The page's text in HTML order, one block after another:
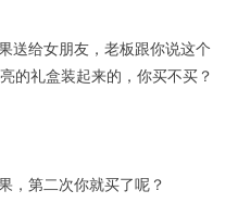
送给女朋友，老板跟你说这个
的礼盒装起来的，你买不买？
，第二次你就买了呢？